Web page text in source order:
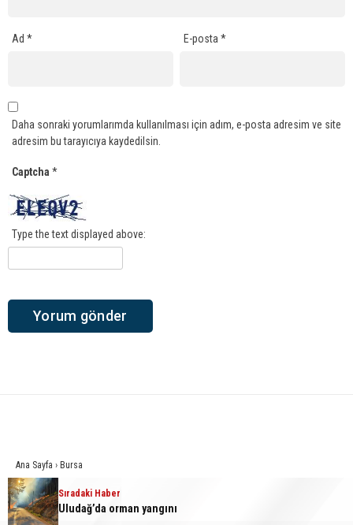
Sıradaki Haber
Uludağ’da orman yangını
Ad * E-posta*
Daha sonraki yorumlarımda kullanılması için adım, e-posta adresim ve site
adresim bu tarayıcıya kaydedilsin.
Captcha *
Type the text displayed above:
Ana Sayfa › Bursa
Büyükşehir’den afetlere hazır iki